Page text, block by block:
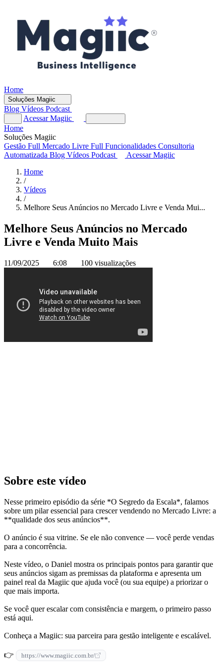
Home
Soluções Magiic
Blog Vídeos Podcast
Acessar Magiic
Home
Soluções Magiic
Gestão Full Mercado Livre Full Funcionalidades Consultoria
Automatizada Blog Vídeos Podcast
Acessar Magiic
Home
/
Vídeos
/
Melhore Seus Anúncios no Mercado Livre e Venda Mui...
Melhore Seus Anúncios no Mercado
Livre e Venda Muito Mais
11/09/2025 6:08 100 visualizações
Sobre este vídeo
Nesse primeiro episódio da série *O Segredo da Escala*, falamos
sobre um pilar essencial para crescer vendendo no Mercado Livre: a
**qualidade dos seus anúncios**.
O anúncio é sua vitrine. Se ele não convence — você perde vendas
para a concorrência.
Neste vídeo, o Daniel mostra os principais pontos para garantir que
seus anúncios sigam as premissas da plataforma e apresenta um
painel real da Magiic que ajuda você (ou sua equipe) a priorizar o
que mais importa.
Se você quer escalar com consistência e margem, o primeiro passo
está aqui.
Conheça a Magiic: sua parceira para gestão inteligente e escalável.
👉 https://www.magiic.com.br/